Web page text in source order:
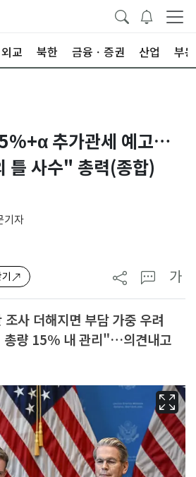
외교 북한 금융ㆍ증권 산업 부
추가관세 예고…
틀 사수" 총력(종합)
기자
가
사 더해지면 부담 가중 우려
총량 15% 내 관리"…의견내고